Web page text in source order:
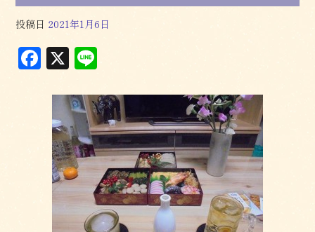
投稿日 2021年1月6日
F
a
c
e
b
o
o
k
X
e